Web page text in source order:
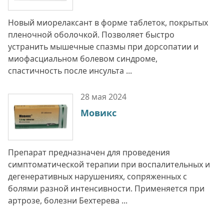
Новый миорелаксант в форме таблеток, покрытых
пленочной оболочкой. Позволяет быстро
устранить мышечные спазмы при дорсопатии и
миофасциальном болевом синдроме,
спастичность после инсульта ...
28 мая 2024
Мовикс
Препарат предназначен для проведения
симптоматической терапии при воспалительных и
дегенеративных нарушениях, сопряженных с
болями разной интенсивности. Применяется при
артрозе, болезни Бехтерева ...